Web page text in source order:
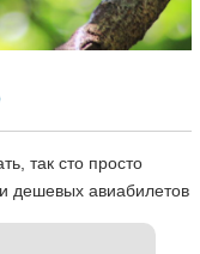
так сто просто
дешевых авиабилетов